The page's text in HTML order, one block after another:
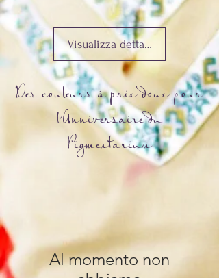
Visualizza dettagli
Des couleurs à prix doux pour
l'Anniversaire du
Pigmentarium
Al momento non